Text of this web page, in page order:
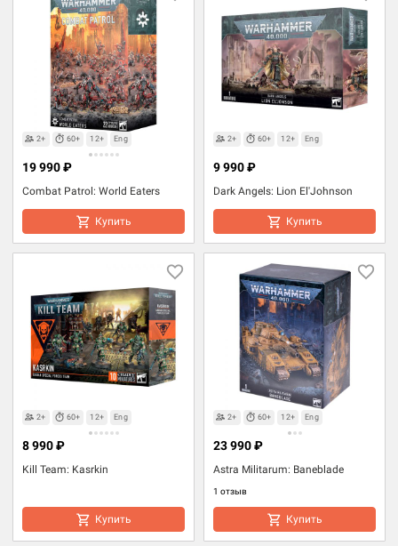
2+ 60+ 12+ Eng
Combat Patrol: World Eaters
19 990 ₽
Купить
2+ 60+ 12+ Eng
Dark Angels: Lion El'Johnson
9 990 ₽
Купить
2+ 60+ 12+ Eng
Kill Team: Kasrkin
8 990 ₽
Купить
2+ 60+ 12+ Eng
Astra Militarum: Baneblade
1 отзыв
23 990 ₽
Купить